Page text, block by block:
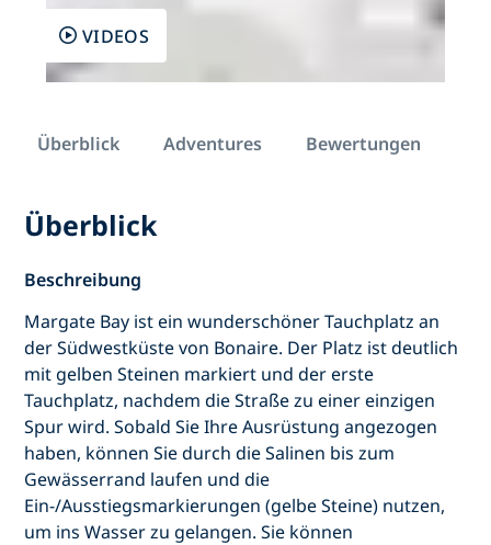
VIDEOS
Überblick Adventures Bewertungen
Überblick
Beschreibung
Margate Bay ist ein wunderschöner Tauchplatz an
der Südwestküste von Bonaire. Der Platz ist deutlich
mit gelben Steinen markiert und der erste
Tauchplatz, nachdem die Straße zu einer einzigen
Spur wird. Sobald Sie Ihre Ausrüstung angezogen
haben, können Sie durch die Salinen bis zum
Gewässerrand laufen und die
Ein-/Ausstiegsmarkierungen (gelbe Steine) nutzen,
um ins Wasser zu gelangen. Sie können